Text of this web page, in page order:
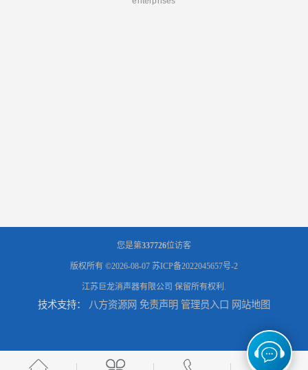
您是第337726位访客
版权所有 ©2026-08-07 苏ICP备2022045657号-2
江苏巨龙消声器有限公司 保留所有权利.
技术支持： 八方资源网 免责声明 管理员入口 网站地图